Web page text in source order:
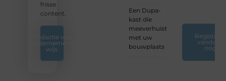
frisse
content.
Redactie van
Ondernemend
wijs
Een Dupa-
kast die
meeverhuist
met uw
bouwplaats
Registreer
vandaag
nog